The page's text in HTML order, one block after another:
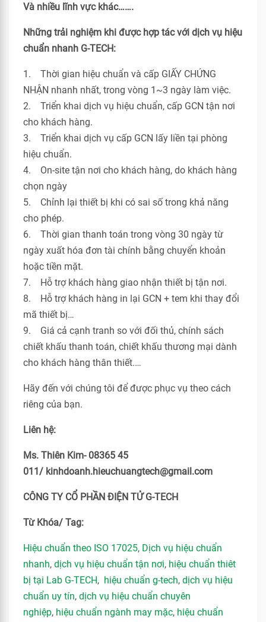
Và nhiều lĩnh vực khác…….
Những trải nghiệm khi được hợp tác với dịch vụ hiệu
chuẩn nhanh G-TECH:
1. Thời gian hiệu chuẩn và cấp GIẤY CHỨNG
NHẬN nhanh nhất, trong vòng 1~3 ngày làm việc.
2. Triển khai dịch vụ hiệu chuẩn, cấp GCN tận nơi
cho khách hàng.
3. Triển khai dịch vụ cấp GCN lấy liền tại phòng
hiệu chuẩn.
4. On-site tận nơi cho khách hàng, do khách hàng
chọn ngày
5. Chỉnh lại thiết bị khi có sai số trong khả năng
cho phép.
6. Thời gian thanh toán trong vòng 30 ngày từ
ngày xuất hóa đơn tài chính bằng chuyển khoản
hoặc tiền mặt.
7. Hỗ trợ khách hàng giao nhận thiết bị tận nơi.
8. Hỗ trợ khách hàng in lại GCN + tem khi thay đổi
mã thiết bị…
9. Giá cả cạnh tranh so với đối thủ, chính sách
chiết khấu thanh toán, chiết khấu thương mại dành
cho khách hàng thân thiết.…
Hãy đến với chúng tôi để được phục vụ theo cách
riêng của bạn.
Liên hệ:
Ms. Thiên Kim- 08365 45
011/ kinhdoanh.hieuchuangtech@gmail.com
CÔNG TY CỔ PHẦN ĐIỆN TỬ G-TECH
Từ Khóa/ Tag:
Hiệu chuẩn theo ISO 17025, Dịch vụ hiệu chuẩn
nhanh, dịch vụ hiệu chuẩn tận nơi, hiệu chuẩn thiêt
bị tại Lab G-TECH, hiệu chuẩn g-tech, dịch vụ hiệu
chuẩn uy tín, dịch vụ hiệu chuẩn chuyên
nghiệp, hiệu chuẩn ngành may mặc, hiệu chuẩn